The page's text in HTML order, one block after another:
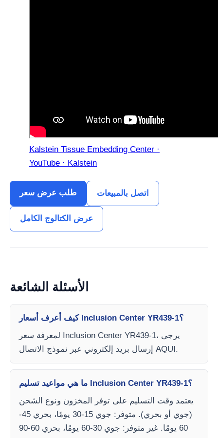
Kalstein Tissue Embedding Center ·
YouTube · Kalstein
طلب عرض سعر اتصل بالمبيعات
عرض الكتالوج الكامل
الأسئلة الشائعة
كيف أعرف أسعار Inclusion Center YR439-1؟
لمعرفة سعر Inclusion Center YR439-1، يرجى
إرسال بريد إلكتروني عبر نموذج الاتصال AQUI.
ما هي مواعيد تسليم Inclusion Center YR439-1؟
يعتمد وقت التسليم على توفر المخزون ونوع الشحن
(جوي أو بحري). متوفر: جوي 15-30 يومًا، بحري 45-
60 يومًا. غير متوفر: جوي 30-60 يومًا، بحري 60-90